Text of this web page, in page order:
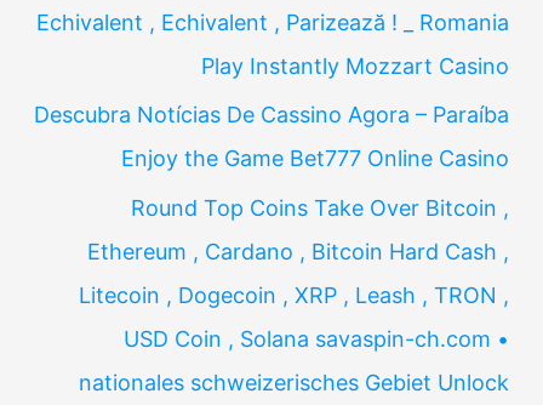
Echivalent , Echivalent , Parizează ! _ Romania
Play Instantly Mozzart Casino
Descubra Notícias De Cassino Agora – Paraíba
Enjoy the Game Bet777 Online Casino
Round Top Coins Take Over Bitcoin ,
Ethereum , Cardano , Bitcoin Hard Cash ,
Litecoin , Dogecoin , XRP , Leash , TRON ,
USD Coin , Solana savaspin-ch.com •
nationales schweizerisches Gebiet Unlock